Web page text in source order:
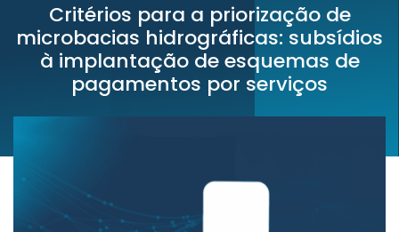
Critérios para a priorização de
microbacias hidrográficas: subsídios
à implantação de esquemas de
pagamentos por serviços